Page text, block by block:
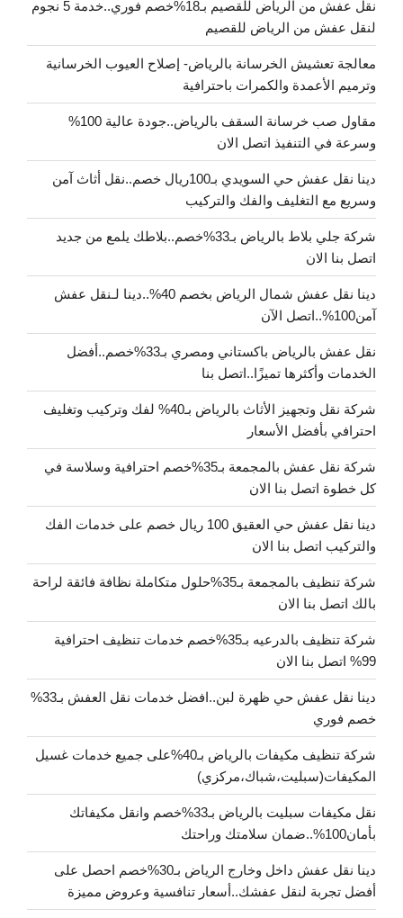
نقل عفش من الرياض للقصيم بـ18%خصم فوري..خدمة 5 نجوم
لنقل عفش من الرياض للقصيم
معالجة تعشيش الخرسانة بالرياض- إصلاح العيوب الخرسانية
وترميم الأعمدة والكمرات باحترافية
مقاول صب خرسانة السقف بالرياض..جودة عالية 100%
وسرعة في التنفيذ اتصل الان
دينا نقل عفش حي السويدي بـ100ريال خصم..نقل أثاث آمن
وسريع مع التغليف والفك والتركيب
شركة جلي بلاط بالرياض بـ33%خصم..بلاطك يلمع من جديد
اتصل بنا الان
دينا نقل عفش شمال الرياض بخصم 40%..دينا لـنقل عفش
آمن100%..اتصل الآن
نقل عفش بالرياض باكستاني ومصري بـ33%خصم..أفضل
الخدمات وأكثرها تميزًا..اتصل بنا
شركة نقل وتجهيز الأثاث بالرياض بـ40% لفك وتركيب وتغليف
احترافي بأفضل الأسعار
شركة نقل عفش بالمجمعة بـ35%خصم احترافية وسلاسة في
كل خطوة اتصل بنا الان
دينا نقل عفش حي العقيق 100 ريال خصم على خدمات الفك
والتركيب اتصل بنا الان
شركة تنظيف بالمجمعة بـ35%حلول متكاملة نظافة فائقة لراحة
بالك اتصل بنا الان
شركة تنظيف بالدرعيه بـ35%خصم خدمات تنظيف احترافية
99% اتصل بنا الان
دينا نقل عفش حي ظهرة لبن..افضل خدمات نقل العفش بـ33%
خصم فوري
شركة تنظيف مكيفات بالرياض بـ40%على جميع خدمات غسيل
المكيفات(سبليت،شباك،مركزي)
نقل مكيفات سبليت بالرياض بـ33%خصم وانقل مكيفاتك
بأمان100%..ضمان سلامتك وراحتك
دينا نقل عفش داخل وخارج الرياض بـ30%خصم احصل على
أفضل تجربة لنقل عفشك..أسعار تنافسية وعروض مميزة